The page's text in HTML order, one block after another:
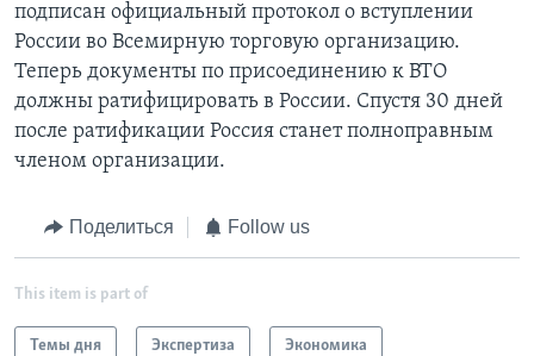
подписан официальный протокол о вступлении
России во Всемирную торговую организацию.
Теперь документы по присоединению к ВТО
должны ратифицировать в России. Спустя 30 дней
после ратификации Россия станет полноправным
членом организации.
Поделиться Follow us
This item is part of
Темы дня Экспертиза Экономика